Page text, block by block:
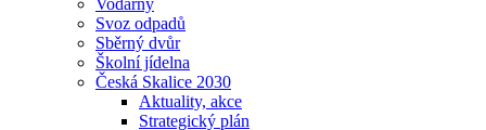
Vodárny
Svoz odpadů
Sběrný dvůr
Školní jídelna
Česká Skalice 2030
Aktuality, akce
Strategický plán